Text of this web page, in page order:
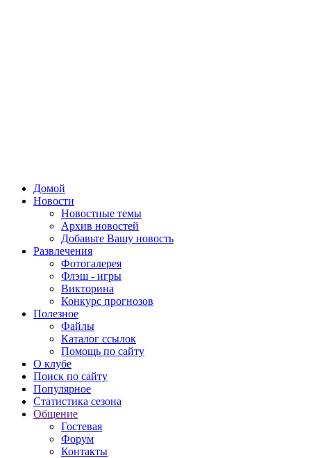
Домой
Новости
Новостные темы
Архив новостей
Добавьте Вашу новость
Развлечения
Фотогалерея
Флэш - игры
Викторина
Конкурс прогнозов
Полезное
Файлы
Каталог ссылок
Помощь по сайту
О клубе
Поиск по сайту
Популярное
Статистика сезона
Общение
Гостевая
Форум
Контакты